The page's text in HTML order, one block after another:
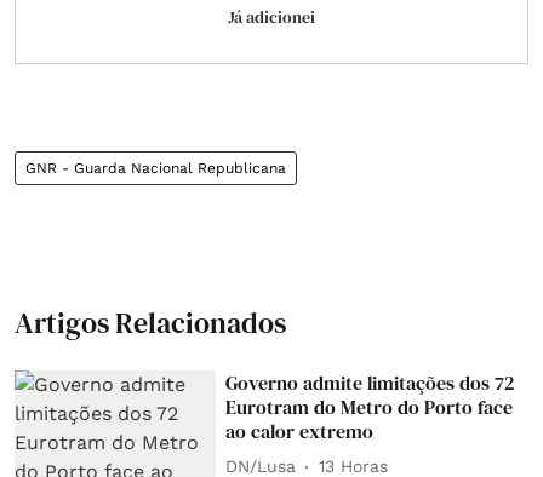
Já adicionei
GNR - Guarda Nacional Republicana
Artigos Relacionados
Governo admite limitações dos 72
Eurotram do Metro do Porto face
ao calor extremo
DN/Lusa 13 Horas